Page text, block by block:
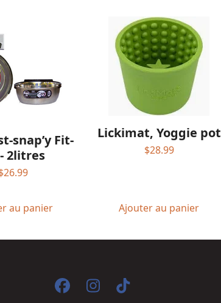
snap’y Fit-
2litres
26.99
au panier
Lickimat, Yoggie pot
$28.99
Ajouter au panier
Facebook
Instagram
Tiktok